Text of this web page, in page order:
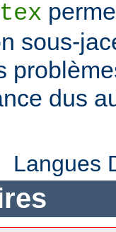
sous-
dus
Langues